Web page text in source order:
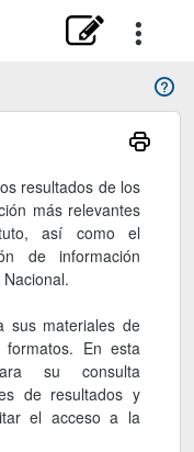
resultados de los
más relevantes
así como el
de información
sus materiales de
formatos. En esta
su consulta
de resultados y
el acceso a la